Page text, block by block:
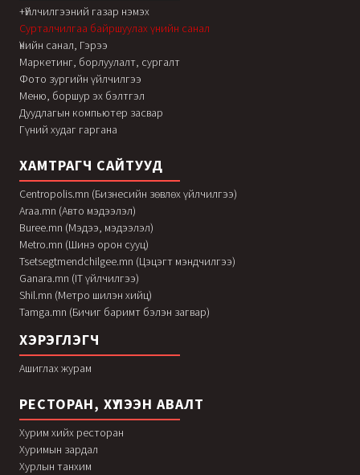
+Үйлчилгээний газар нэмэх
Сурталчилгаа байршуулах үнийн санал
Үнийн санал, Гэрээ
Маркетинг, борлуулалт, сургалт
Фото зургийн үйлчилгээ
Меню, боршур эх бэлтгэл
Дуудлагын компьютер засвар
Гүний худаг гаргана
ХАМТРАГЧ САЙТУУД
Centropolis.mn (Бизнесийн зөвлөх үйлчилгээ)
Araa.mn (Авто мэдээлэл)
Buree.mn (Мэдээ, мэдээлэл)
Metro.mn (Шинэ орон сууц)
Tsetsegtmendchilgee.mn (Цэцэгт мэндчилгээ)
Ganara.mn (IT үйлчилгээ)
Shil.mn (Метро шилэн хийц)
Tamga.mn (Бичиг баримт бэлэн загвар)
ХЭРЭГЛЭГЧ
Ашиглах журам
РЕСТОРАН, ХҮЛЭЭН АВАЛТ
Хурим хийх ресторан
Хуримын зардал
Хурлын танхим